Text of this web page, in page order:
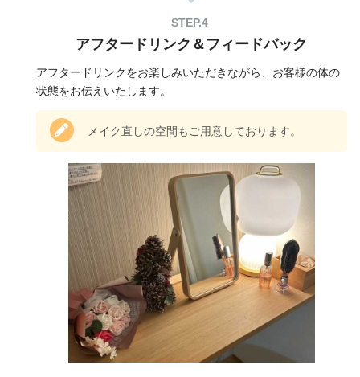
アフタードリンク＆フィードバック
アフタードリンクをお楽しみいただきながら、お客様の体の
状態をお伝えいたします。
メイク直しの空間もご用意しております。